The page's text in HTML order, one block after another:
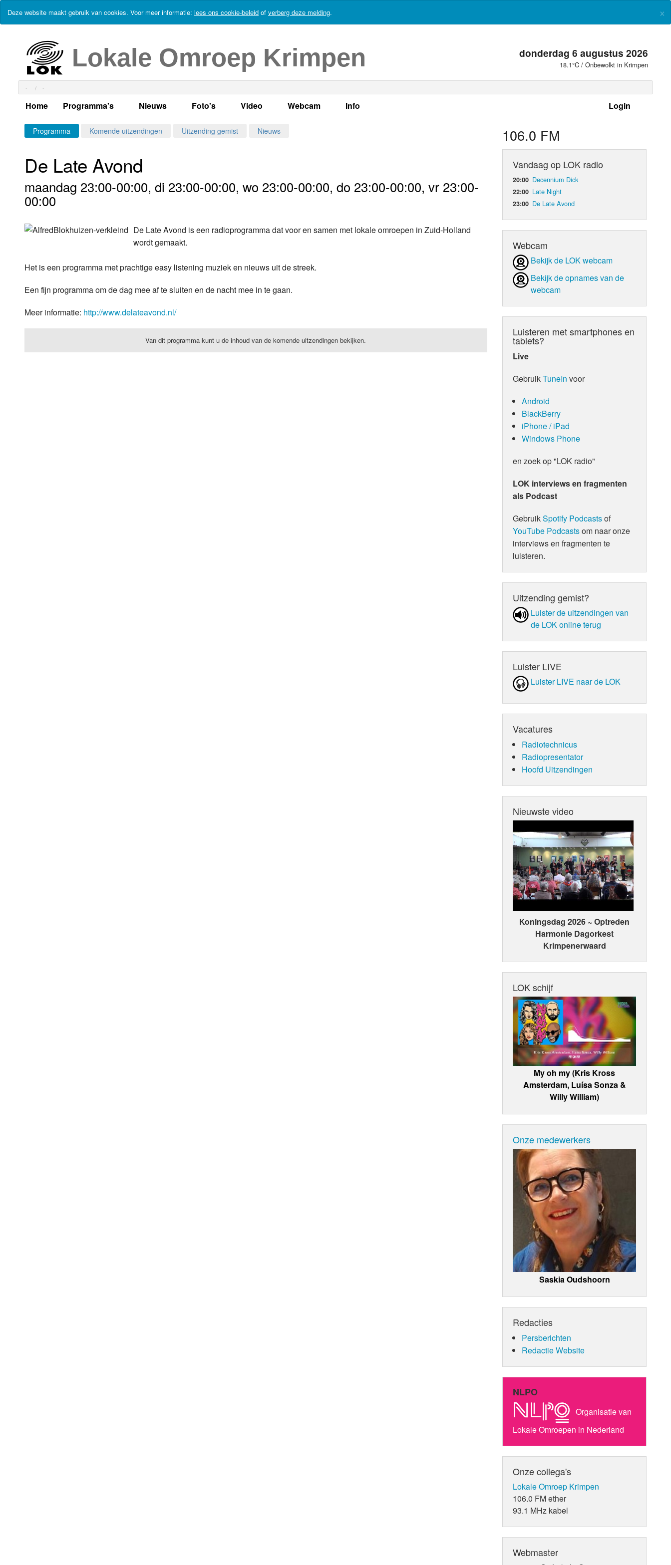
Deze website maakt gebruik van cookies. Voor meer informatie: lees ons cookie-beleid of verberg deze melding. ×
Lokale Omroep Krimpen donderdag 6 augustus 2026
18.1°C / Onbewolkt in Krimpen
- -
Login
Home Programma's
Alle dagen
Per dag
Maandag
Dinsdag
Donderdag
Vrijdag
Zaterdag
Zondag
Alle programma's
LOK schijf
Oude LOK programma's
Nieuws
Actueel Lokaal Nieuws
Kabelkrant
Columns
Foto's
Algemeen
Smoelenboek
Video
LOK TV
Webcam Info
Programma Komende uitzendingen Uitzending gemist Nieuws
De Late Avond
maandag 23:00-00:00, di 23:00-00:00, wo 23:00-00:00, do 23:00-00:00, vr 23:00-
00:00
De Late Avond is een radioprogramma dat voor en samen met lokale omroepen in Zuid-Holland
wordt gemaakt.
Het is een programma met prachtige easy listening muziek en nieuws uit de streek.
Een fijn programma om de dag mee af te sluiten en de nacht mee in te gaan.
Meer informatie: http://www.delateavond.nl/
Van dit programma kunt u de inhoud van de komende uitzendingen bekijken.
106.0 FM
Vandaag op LOK radio
20:00 Decennium Dick
22:00 Late Night
23:00 De Late Avond
Webcam
Bekijk de LOK webcam
Bekijk de opnames van de
webcam
Luisteren met smartphones en
tablets?
Live
GebruikTuneIn voor
Android
BlackBerry
iPhone / iPad
Windows Phone
en zoek op "LOK radio"
LOK interviews en fragmenten
als Podcast
GebruikSpotify Podcastsof
YouTube Podcastsom naar onze
interviews en fragmenten te
luisteren.
Uitzending gemist?
Luister de uit­zen­din­gen van
de LOK online terug
Luister LIVE
Luister LIVE naar de LOK
Vacatures
Radiotechnicus
Radiopresentator
Hoofd Uitzendingen
Nieuwste video
Koningsdag 2026 ~ Optreden
Harmonie Dagorkest
Krimpenerwaard
LOK schijf
My oh my (Kris Kross
Amsterdam, Luísa Sonza &
Willy William)
Onze medewerkers
Saskia Oudshoorn
Redacties
Persberichten
Redactie Website
NLPO
Organisatie van
Lokale Omroepen in Nederland
Onze collega's
Lokale Omroep Krimpen
106.0 FM ether
93.1 MHz kabel
Webmaster